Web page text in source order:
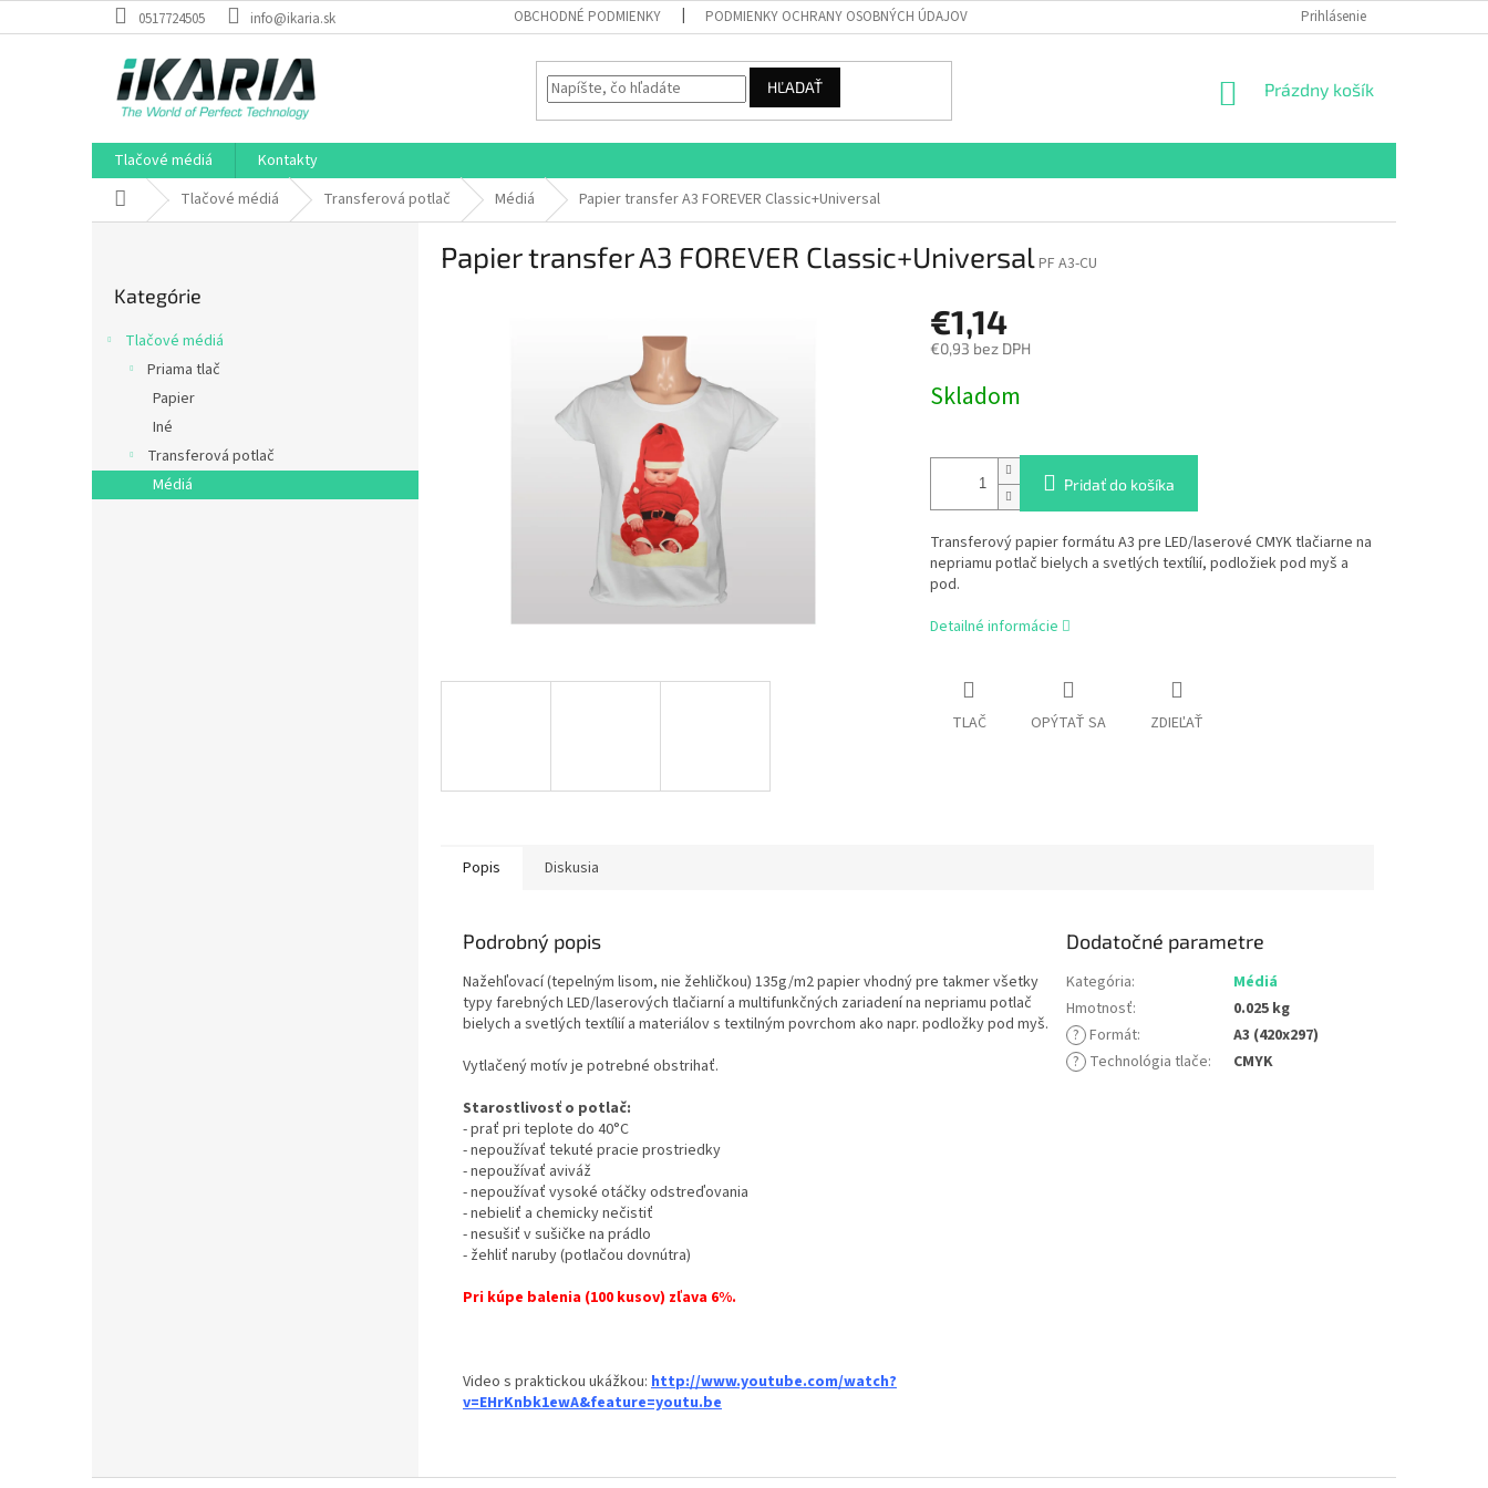
na
0517724505 info@ikaria.sk OBCHODNÉ PODMIENKY PODMIENKY OCHRANY OSOBNÝCH ÚDAJOV Prihlásenie
HĽADAŤ
NÁKUPNÝ
Prázdny košík
Tlačové médiá
Kontakty
Domov Tlačové médiá Transferová potlač Médiá Papier transfer A3 FOREVER Classic+Universal
kategórie
Kategórie
Tlačové médiá
Priama tlač
Papier
Iné
Transferová potlač
Médiá
Papier transfer A3 FOREVER Classic+UniversalPF A3-CU
€1,14
€0,93 bez DPH
cena:
Skladom
Pridať do košíka
Transferový papier formátu A3 pre LED/laserové CMYK tlačiarne na
nepriamu potlač bielych a svetlých textílií, podložiek pod myš a
pod.
Detailné informácie
TLAČ OPÝTAŤ SA ZDIEĽAŤ
Popis Diskusia
Podrobný popis
Nažehľovací (tepelným lisom, nie žehličkou) 135g/m2 papier vhodný pre takmer všetky
typy farebných LED/laserových tlačiarní a multifunkčných zariadenína nepriamu potlač
bielych a svetlých textílií a materiálov s textilným povrchom ako napr. podložky pod myš.
Vytlačený motív je potrebné obstrihať.
Starostlivosť o potlač:
- prať pri teplote do 40°C
- nepoužívať tekuté pracie prostriedky
- nepoužívať aviváž
- nepoužívať vysoké otáčky odstreďovania
- nebieliť a chemicky nečistiť
- nesušiť v sušičke na prádlo
- žehliť naruby (potlačou dovnútra)
Pri kúpe balenia (100 kusov) zľava 6%.
Video s praktickou ukážkou: http://www.youtube.com/watch?
v=EHrKnbk1ewA&feature=youtu.be
Dodatočné parametre
Kategória:
Médiá
Hmotnosť:
0.025 kg
? Formát:
A3 (420x297)
? Technológia tlače: CMYK